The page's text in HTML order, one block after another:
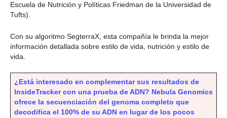
Escuela de Nutrición y Políticas Friedman de la Universidad de
Tufts).
Con su algoritmo SegterraX, esta compañía le brinda la mejor
información detallada sobre estilo de vida, nutrición y estilo de
vida.
¿Está interesado en complementar sus resultados de
InsideTracker con una prueba de ADN? Nebula Genomics
ofrece la secuenciación del genoma completo que
decodifica el 100% de su ADN en lugar de los pocos